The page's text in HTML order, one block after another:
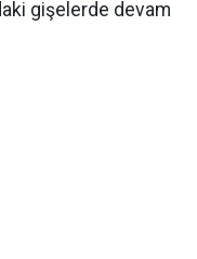
gişelerde devam